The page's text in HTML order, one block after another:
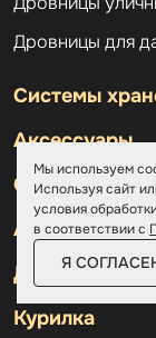
Дровницы для
Системы
Аксессуары
Склады
Ангары
Дровницы
Курилка
Мы используем
Используя сайт
условия
в соответствии с
Я